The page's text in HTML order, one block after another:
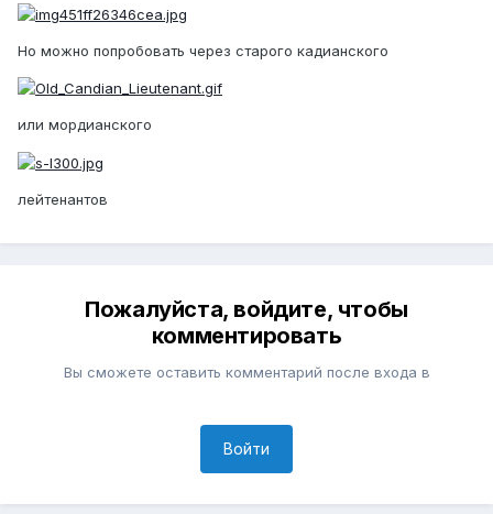
Но можно попробовать через старого кадианского
или мордианского
лейтенантов
Пожалуйста, войдите, чтобы
комментировать
Вы сможете оставить комментарий после входа в
Войти